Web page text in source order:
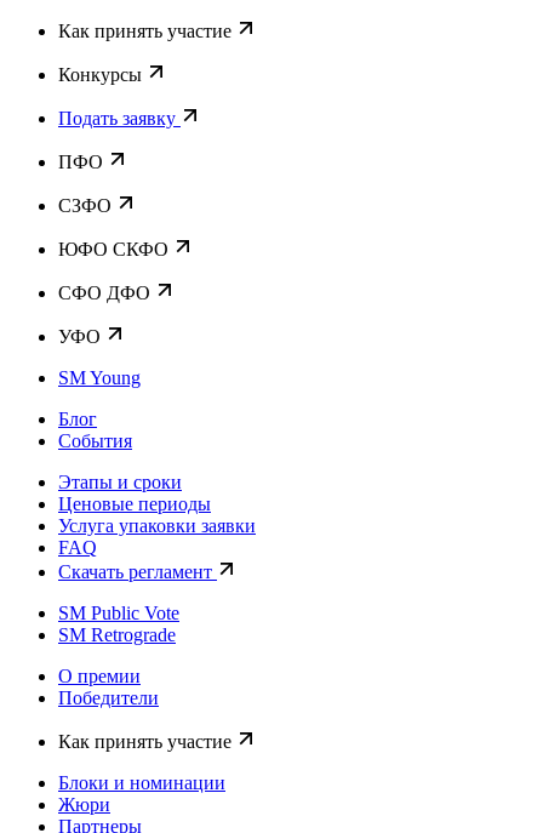
Как принять участие
Конкурсы
Подать заявку
ПФО
СЗФО
ЮФО СКФО
CФО ДФО
УФО
SM Young
Блог
События
Этапы и сроки
Ценовые периоды
Услуга упаковки заявки
FAQ
Скачать регламент
SM Public Vote
SM Retrograde
О премии
Победители
Как принять участие
Блоки и номинации
Жюри
Партнеры